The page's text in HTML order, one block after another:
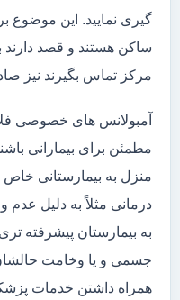
گیری نمایید. این موضوع
مرکز تماس بگیرند نیز
آمبولانس های خصوصی
مطمئن برای بیمارانی
منزل به بیمارستانی خاص
درمانی مثلاً به دلیل
به بیمارستان پیشرفته تری
جسمی و یا وخامت حالشان
همراه داشتن خدمات